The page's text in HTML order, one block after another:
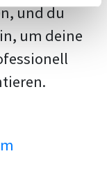
und du
um deine